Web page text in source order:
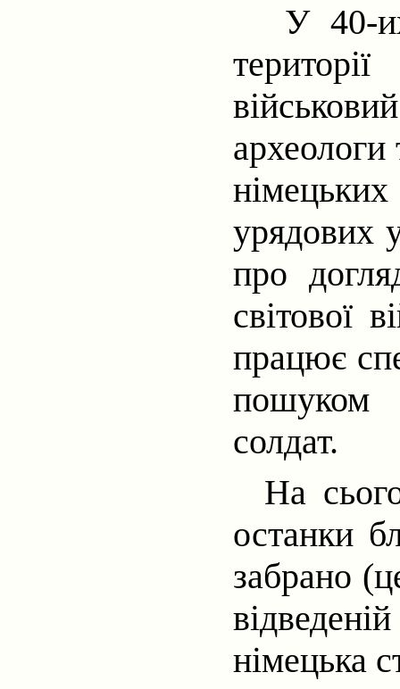
У 40-
урядових
про
світової
працює
пошуком
солдат.
На
останки
забрано
відведеній
німецька